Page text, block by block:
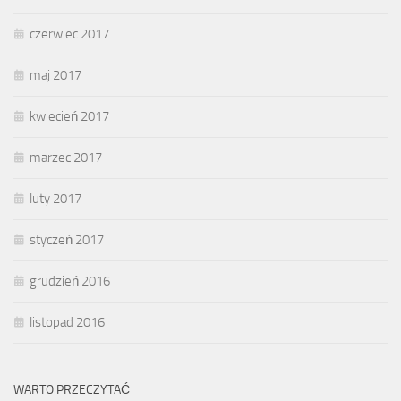
czerwiec 2017
maj 2017
kwiecień 2017
marzec 2017
luty 2017
styczeń 2017
grudzień 2016
listopad 2016
WARTO PRZECZYTAĆ